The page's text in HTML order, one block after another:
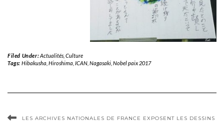
Filed Under:Actualités, Culture
Tags: Hibakusha Hiroshima ICAN, Nagasaki, Nobel paix 2017
LES ARCHIVES NATIONALES DE FRANCE EXPOSENT LES DESSINS